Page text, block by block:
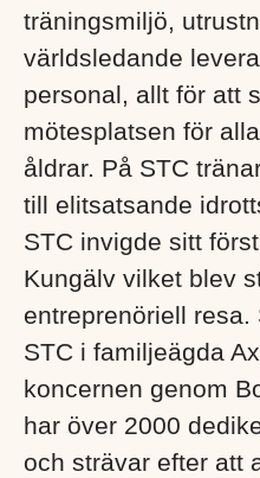
träningsmiljö,
världsledande
personal, allt för att
mötesplatsen för
åldrar. På STC
till elitsatsande
STC invigde sitt
Kungälv vilket blev
entreprenöriell
STC i familjeägda
koncernen genom
har över 2000
och strävar efter att